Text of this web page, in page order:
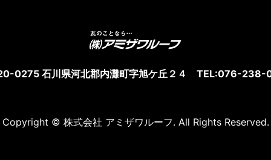
0275 石川県河北郡内灘町字旭ケ丘２４ TEL:076-238-
Copyright © 株式会社 アミザワルーフ. All Rights Reserved.